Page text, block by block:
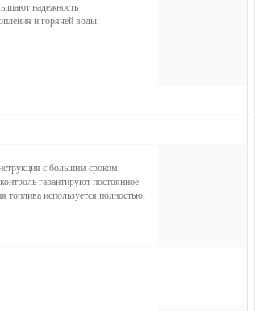
надежность
и горячей воды.
с большим сроком
гарантируют постоянное
топлива используется полностью,